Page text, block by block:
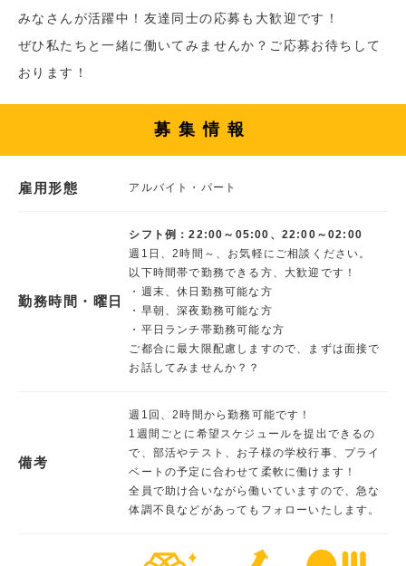
みなさんが活躍中！友達同士の応募も大歓迎です！
ぜひ私たちと一緒に働いてみませんか？ご応募お待ちして
おります！
募集情報
雇用形態 アルバイト・パート
勤務時間・曜日
シフト例：22:00～05:00、22:00～02:00
週1日、2時間～、お気軽にご相談ください。
以下時間帯で勤務できる方、大歓迎です！
・週末、休日勤務可能な方
・早朝、深夜勤務可能な方
・平日ランチ帯勤務可能な方
ご都合に最大限配慮しますので、まずは面接で
お話してみませんか？？
備考
週1回、2時間から勤務可能です！
1週間ごとに希望スケジュールを提出できるの
で、部活やテスト、お子様の学校行事、プライ
ベートの予定に合わせて柔軟に働けます！
全員で助け合いながら働いていますので、急な
体調不良などがあってもフォローいたします。